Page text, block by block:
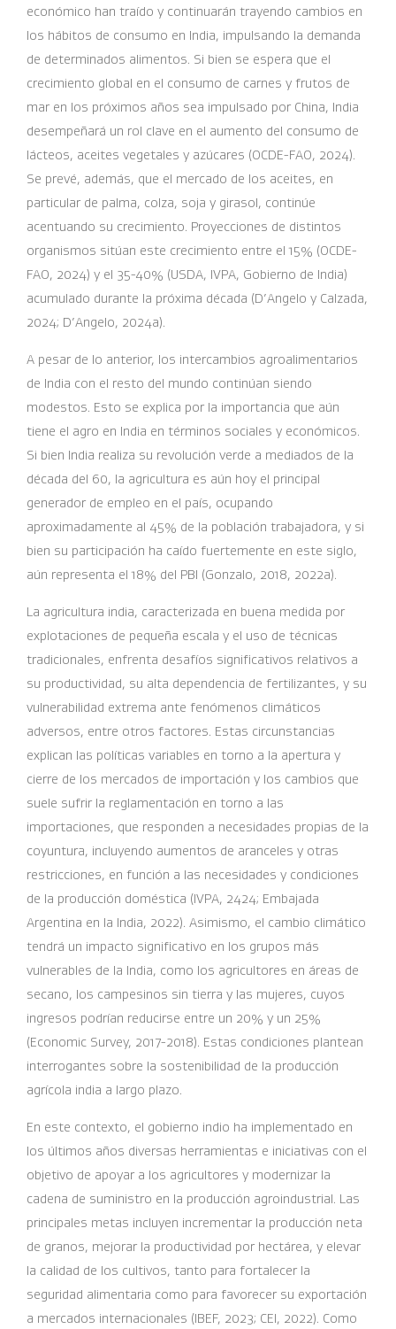
económico han traído y continuarán trayendo cambios en
los hábitos de consumo en India, impulsando la demanda
de determinados alimentos. Si bien se espera que el
crecimiento global en el consumo de carnes y frutos de
mar en los próximos años sea impulsado por China, India
desempeñará un rol clave en el aumento del consumo de
lácteos, aceites vegetales y azúcares (OCDE-FAO, 2024).
Se prevé, además, que el mercado de los aceites, en
particular de palma, colza, soja y girasol, continúe
acentuando su crecimiento. Proyecciones de distintos
organismos sitúan este crecimiento entre el 15% (OCDE-
FAO, 2024) y el 35-40% (USDA, IVPA, Gobierno de India)
acumulado durante la próxima década (D’Angelo y Calzada,
2024; D’Angelo, 2024a).
A pesar de lo anterior, los intercambios agroalimentarios
de India con el resto del mundo continúan siendo
modestos. Esto se explica por la importancia que aún
tiene el agro en India en términos sociales y económicos.
Si bien India realiza su revolución verde a mediados de la
década del 60, la agricultura es aún hoy el principal
generador de empleo en el país, ocupando
aproximadamente al 45% de la población trabajadora, y si
bien su participación ha caído fuertemente en este siglo,
aún representa el 18% del PBI (Gonzalo, 2018, 2022a).
La agricultura india, caracterizada en buena medida por
explotaciones de pequeña escala y el uso de técnicas
tradicionales, enfrenta desafíos significativos relativos a
su productividad, su alta dependencia de fertilizantes, y su
vulnerabilidad extrema ante fenómenos climáticos
adversos, entre otros factores. Estas circunstancias
explican las políticas variables en torno a la apertura y
cierre de los mercados de importación y los cambios que
suele sufrir la reglamentación en torno a las
importaciones, que responden a necesidades propias de la
coyuntura, incluyendo aumentos de aranceles y otras
restricciones, en función a las necesidades y condiciones
de la producción doméstica (IVPA, 2424; Embajada
Argentina en la India, 2022). Asimismo, el cambio climático
tendrá un impacto significativo en los grupos más
vulnerables de la India, como los agricultores en áreas de
secano, los campesinos sin tierra y las mujeres, cuyos
ingresos podrían reducirse entre un 20% y un 25%
(Economic Survey, 2017-2018). Estas condiciones plantean
interrogantes sobre la sostenibilidad de la producción
agrícola india a largo plazo.
En este contexto, el gobierno indio ha implementado en
los últimos años diversas herramientas e iniciativas con el
objetivo de apoyar a los agricultores y modernizar la
cadena de suministro en la producción agroindustrial. Las
principales metas incluyen incrementar la producción neta
de granos, mejorar la productividad por hectárea, y elevar
la calidad de los cultivos, tanto para fortalecer la
seguridad alimentaria como para favorecer su exportación
a mercados internacionales (IBEF, 2023; CEI, 2022). Como